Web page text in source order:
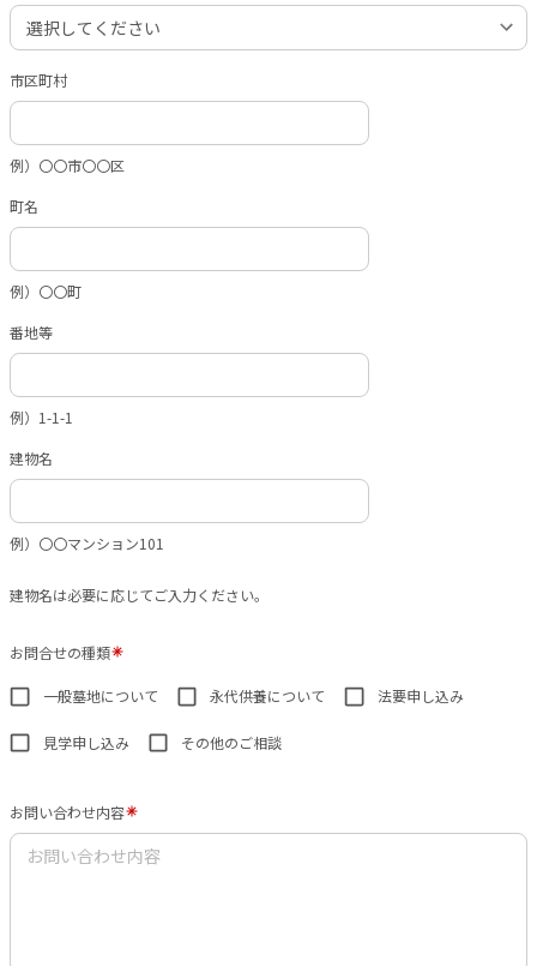
市区町村
例）〇〇市〇〇区
町名
例）〇〇町
番地等
例）1-1-1
建物名
例）〇〇マンション101
建物名は必要に応じてご入力ください。
お問合せの種類
一般墓地について 永代供養について 法要申し込み
見学申し込み その他のご相談
お問い合わせ内容